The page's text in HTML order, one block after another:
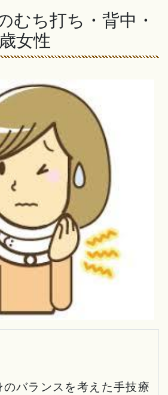
むち打ち・背中・
女性
バランスを考えた手技療